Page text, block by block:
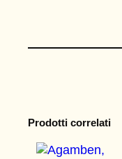
Prodotti correlati